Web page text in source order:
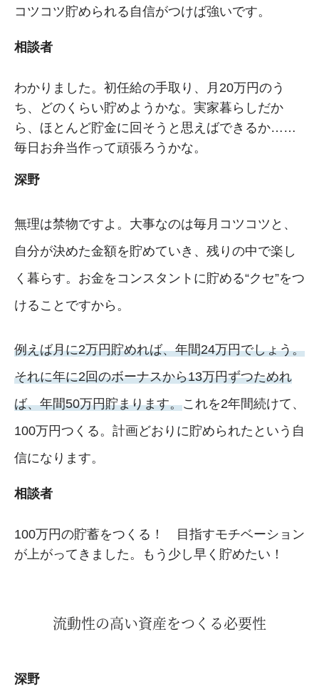
コツコツ貯められる自信がつけば強いです。
相談者
わかりました。初任給の手取り、月20万円のう
ち、どのくらい貯めようかな。実家暮らしだか
ら、ほとんど貯金に回そうと思えばできるか……
毎日お弁当作って頑張ろうかな。
深野
無理は禁物ですよ。大事なのは毎月コツコツと、
自分が決めた金額を貯めていき、残りの中で楽し
く暮らす。お金をコンスタントに貯める“クセ”をつ
けることですから。
例えば月に2万円貯めれば、年間24万円でしょう。
それに年に2回のボーナスから13万円ずつためれ
ば、年間50万円貯まります。これを2年間続けて、
100万円つくる。計画どおりに貯められたという自
信になります。
相談者
100万円の貯蓄をつくる！ 目指すモチベーション
が上がってきました。もう少し早く貯めたい！
流動性の高い資産をつくる必要性
深野